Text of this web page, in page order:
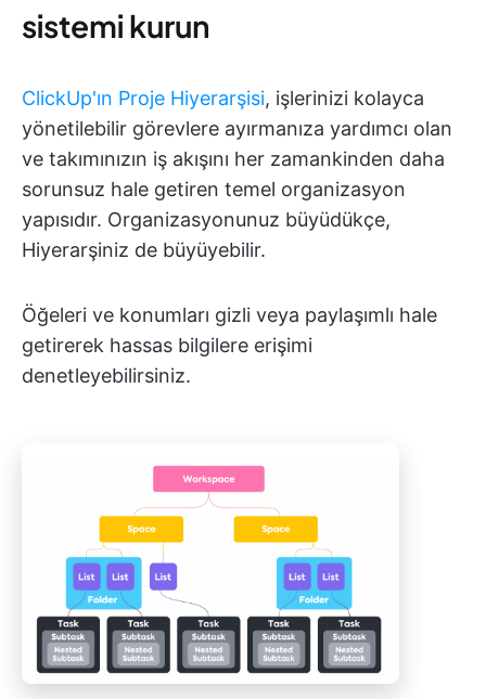
sistemi kurun
ClickUp'ın Proje Hiyerarşisi, işlerinizi kolayca
yönetilebilir görevlere ayırmanıza yardımcı olan
ve takımınızın iş akışını her zamankinden daha
sorunsuz hale getiren temel organizasyon
yapısıdır. Organizasyonunuz büyüdükçe,
Hiyerarşiniz de büyüyebilir.
Öğeleri ve konumları gizli veya paylaşımlı hale
getirerek hassas bilgilere erişimi
denetleyebilirsiniz.